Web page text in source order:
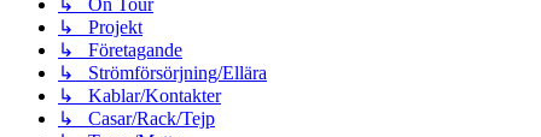
↳ On Tour
↳ Projekt
↳ Företagande
↳ Strömförsörjning/Ellära
↳ Kablar/Kontakter
↳ Casar/Rack/Tejp